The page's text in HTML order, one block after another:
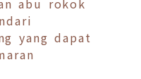
abu rokok
yang dapat